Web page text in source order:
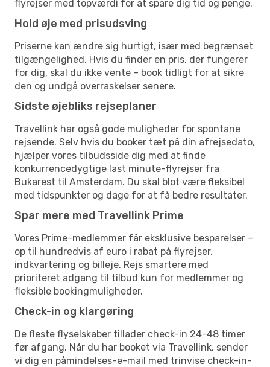
flyrejser med topværdi for at spare dig tid og penge.
Hold øje med prisudsving
Priserne kan ændre sig hurtigt, især med begrænset
tilgængelighed. Hvis du finder en pris, der fungerer
for dig, skal du ikke vente – book tidligt for at sikre
den og undgå overraskelser senere.
Sidste øjebliks rejseplaner
Travellink har også gode muligheder for spontane
rejsende. Selv hvis du booker tæt på din afrejsedato,
hjælper vores tilbudsside dig med at finde
konkurrencedygtige last minute-flyrejser fra
Bukarest til Amsterdam. Du skal blot være fleksibel
med tidspunkter og dage for at få bedre resultater.
Spar mere med Travellink Prime
Vores Prime-medlemmer får eksklusive besparelser –
op til hundredvis af euro i rabat på flyrejser,
indkvartering og billeje. Rejs smartere med
prioriteret adgang til tilbud kun for medlemmer og
fleksible bookingmuligheder.
Check-in og klargøring
De fleste flyselskaber tillader check-in 24-48 timer
før afgang. Når du har booket via Travellink, sender
vi dig en påmindelses-e-mail med trinvise check-in-